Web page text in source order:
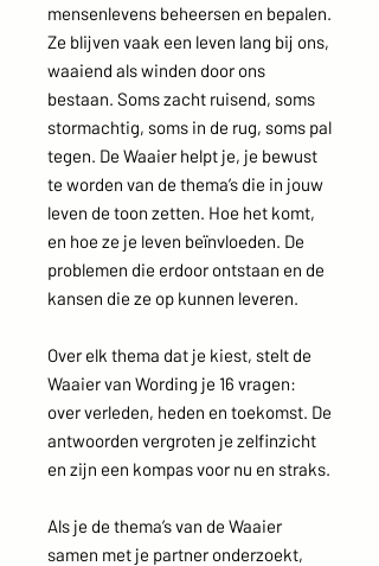
mensenlevens beheersen en bepalen.
Ze blijven vaak een leven lang bij ons,
waaiend als winden door ons
bestaan. Soms zacht ruisend, soms
stormachtig, soms in de rug, soms pal
tegen. De Waaier helpt je, je bewust
te worden van de thema’s die in jouw
leven de toon zetten. Hoe het komt,
en hoe ze je leven beïnvloeden. De
problemen die erdoor ontstaan en de
kansen die ze op kunnen leveren.
Over elk thema dat je kiest, stelt de
Waaier van Wording je 16 vragen:
over verleden, heden en toekomst. De
antwoorden vergroten je zelfinzicht
en zijn een kompas voor nu en straks.
Als je de thema’s van de Waaier
samen met je partner onderzoekt,